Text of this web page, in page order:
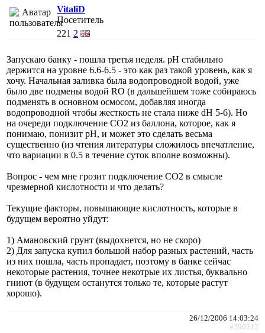
VitaliD
Посетитель
221 2
Запускаю банку - пошла третья неделя. pH стабильно
держится на уровне 6.6-6.5 - это как раз такой уровень, как я
хочу. Начальная заливка была водопроводной водой, уже
было две подмены водой RO (в дальшейшем тоже собираюсь
подменять в основном осмосом, добавляя иногда
водопроводной чтобы жесткость не стала ниже dH 5-6). Но
на очереди подключение CO2 из баллона, которое, как я
понимаю, понизит pH, и может это сделать весьма
существенно (из чтения литературы сложилось впечатление,
что вариации в 0.5 в течение суток вполне возможны).
Вопрос - чем мне грозит подключение СО2 в смысле
чрезмерной кислотности и что делать?
Текущие факторы, повышающие кислотность, которые в
будущем вероятно уйдут:
1) Амановский грунт (выдохнется, но не скоро)
2) Для запуска купил большой набор разных растений, часть
из них пошла, часть пропадает, поэтому в банке сейчас
некоторые растения, точнее некотрые их листья, буквально
гниют (в будущем останутся только те, которые растут
хорошо).
26/12/2006 14:03:24
#390312